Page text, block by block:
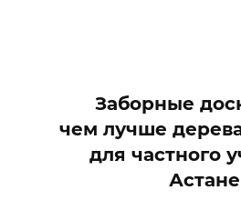
Заборные
чем лучше
для частного
Астане